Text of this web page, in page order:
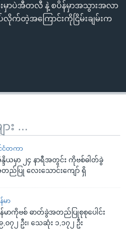
ာပဲအီတလီ နဲ့ စပိန်မှာအသွားအလာ
တဲ့အကြောင်းကိုငြိမ်းချမ်းက
း ...
ငံတကာ
ဒိယမှာ ၂၄ နာရီအတွင်း ကိုဗစ်ဓါတ်ခွဲ
ည်ပြု လေးသောင်းကျော် ရှိ
န်မာ
န်မာကိုဗစ် ဓာတ်ခွဲအတည်ပြုစုစုပေါင်း
,၀၇၂ ဦး၊ သေဆုံး ၁,၁၇၂ ဦး